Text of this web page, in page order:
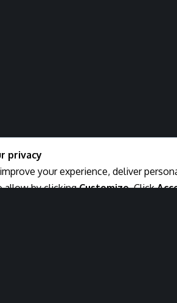
privacy
your experience, deliver
allow by clickingCustomize. Click